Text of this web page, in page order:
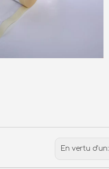
En vertu d'un: